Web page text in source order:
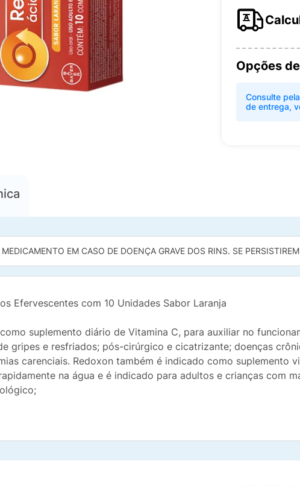
Opções
Consulte
de entrega,
EM CASO DE DOENÇA GRAVE DOS RINS. SE
Efervescentes com 10 Unidades Sabor Laranja
suplemento diário de Vitamina C, para auxiliar no
gripes e resfriados; pós-cirúrgico e cicatrizante; doenças
carenciais. Redoxon também é indicado como suplemento
na água e é indicado para adultos e crianças com